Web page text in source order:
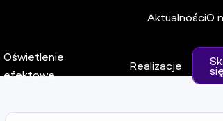
AktualnościO
Oświetlenie
efektowe
Realizacje się